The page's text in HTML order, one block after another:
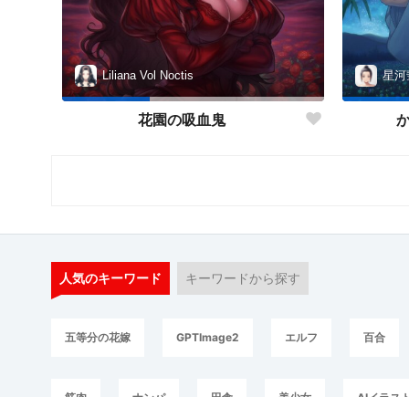
Liliana Vol Noctis
花園の吸血鬼
星河
人気のキーワード キーワードから探す
五等分の花嫁 GPTImage2 エルフ 百合